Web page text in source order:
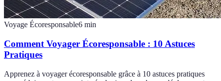
Voyage Écoresponsable6 min
Comment Voyager Écoresponsable : 10 Astuces
Pratiques
Apprenez à voyager écoresponsable grâce à 10 astuces pratiques